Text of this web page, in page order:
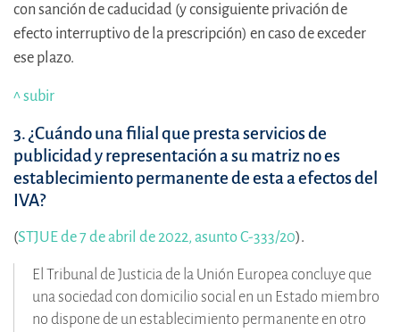
con sanción de caducidad (y consiguiente privación de
efecto interruptivo de la prescripción) en caso de exceder
ese plazo.
^ subir
3. ¿Cuándo una filial que presta servicios de
publicidad y representación a su matriz no es
establecimiento permanente de esta a efectos del
IVA?
(STJUE de 7 de abril de 2022, asunto C-333/20).
El Tribunal de Justicia de la Unión Europea concluye que
una sociedad con domicilio social en un Estado miembro
no dispone de un establecimiento permanente en otro